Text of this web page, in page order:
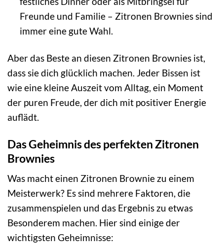
Freunde und Familie – Zitronen Brownies sind
immer eine gute Wahl.
Aber das Beste an diesen Zitronen Brownies ist,
dass sie dich glücklich machen. Jeder Bissen ist
wie eine kleine Auszeit vom Alltag, ein Moment
der puren Freude, der dich mit positiver Energie
auflädt.
Das Geheimnis des perfekten Zitronen
Brownies
Was macht einen Zitronen Brownie zu einem
Meisterwerk? Es sind mehrere Faktoren, die
zusammenspielen und das Ergebnis zu etwas
Besonderem machen. Hier sind einige der
wichtigsten Geheimnisse: